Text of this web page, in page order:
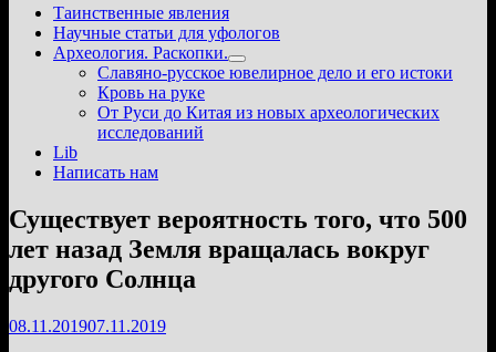
Таинственные явления
Научные статьи для уфологов
Археология. Раскопки.
Показать
подменю
Славяно-русское ювелирное дело и его истоки
Кровь на руке
От Руси до Китая из новых археологических
исследований
Lib
Написать нам
Существует вероятность того, что 500
лет назад Земля вращалась вокруг
другого Солнца
08.11.201907.11.2019